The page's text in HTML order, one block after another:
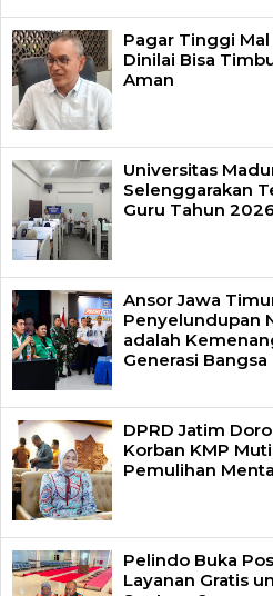
Pagar Tinggi Mal
Dinilai Bisa
Aman
Universitas
Selenggarakan
Guru Tahun 2026
Ansor Jawa
Penyelundupan
adalah
Generasi Bangsa
DPRD Jatim
Korban KMP
Pemulihan
Pelindo Buka
Layanan Gratis